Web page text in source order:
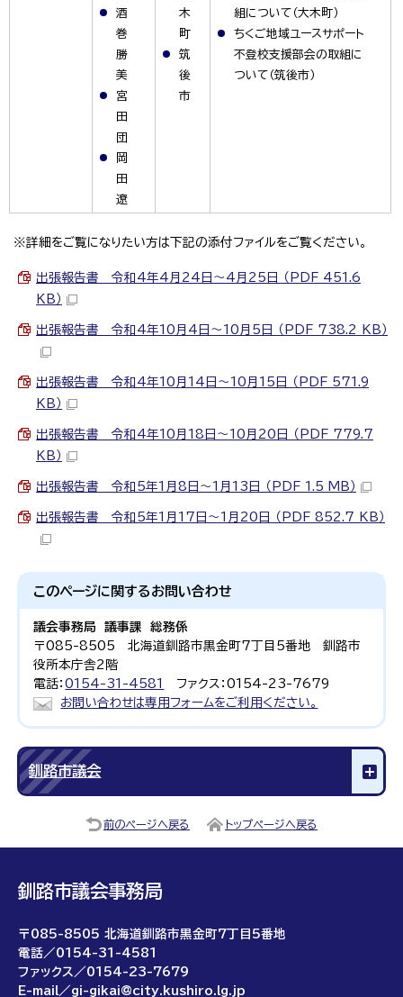
酒
巻
勝
美
宮
田
団
岡
田
遼
木
町
筑
後
市
組について（大木町）
ちくご地域ユースサポート
不登校支援部会の取組に
ついて（筑後市）
※詳細をご覧になりたい方は下記の添付ファイルをご覧ください。
出張報告書 令和4年4月24日～4月25日 （PDF 451.6
KB）
出張報告書 令和4年10月4日～10月5日 （PDF 738.2 KB）
出張報告書 令和4年10月14日～10月15日 （PDF 571.9
KB）
出張報告書 令和4年10月18日～10月20日 （PDF 779.7
KB）
出張報告書 令和5年1月8日～1月13日 （PDF 1.5 MB）
出張報告書 令和5年1月17日～1月20日 （PDF 852.7 KB）
このページに関する お問い合わせ
議会事務局 議事課 総務係
〒085-8505 北海道釧路市黒金町7丁目5番地 釧路市
役所本庁舎2階
電話：0154-31-4581
ファクス：0154-23-7679
お問い合わせは専用フォームをご利用ください。
釧路市議会
前のページへ戻る トップページへ戻る
釧路市議会事務局
〒085-8505 北海道釧路市黒金町7丁目5番地
電話／0154-31-4581
ファックス／0154-23-7679
E-mail／gi-gikai@city.kushiro.lg.jp